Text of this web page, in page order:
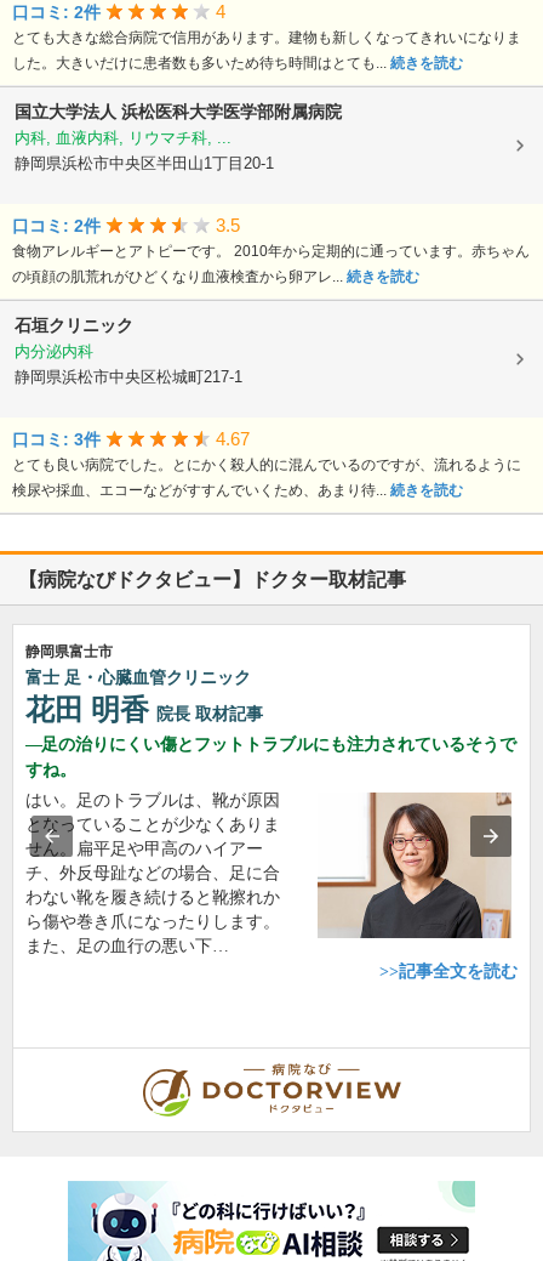
口コミ: 2件 4
とても大きな総合病院で信用があります。建物も新しくなってきれいになりま
した。大きいだけに患者数も多いため待ち時間はとても... 続きを読む
国立大学法人 浜松医科大学医学部附属病院
内科, 血液内科, リウマチ科, ...
静岡県浜松市中央区半田山1丁目20-1
口コミ: 2件 3.5
食物アレルギーとアトピーです。 2010年から定期的に通っています。赤ちゃん
の頃顔の肌荒れがひどくなり血液検査から卵アレ... 続きを読む
石垣クリニック
内分泌内科
静岡県浜松市中央区松城町217-1
口コミ: 3件 4.67
とても良い病院でした。とにかく殺人的に混んでいるのですが、流れるように
検尿や採血、エコーなどがすすんでいくため、あまり待... 続きを読む
【病院なびドクタビュー】ドクター取材記事
静岡県富士市
富士 足・心臓血管クリニック
花田 明香 院長 取材記事
足の治りにくい傷とフットトラブルにも注力されているそうで
すね。
はい。足のトラブルは、靴が原因
となっていることが少なくありま
せん。扁平足や甲高のハイアー
チ、外反母趾などの場合、足に合
わない靴を履き続けると靴擦れか
ら傷や巻き爪になったりします。
また、足の血行の悪い下…
>>記事全文を読む